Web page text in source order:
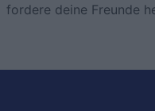
fordere deine Freunde